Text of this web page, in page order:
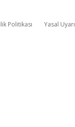
Politikası Yasal Uyarı